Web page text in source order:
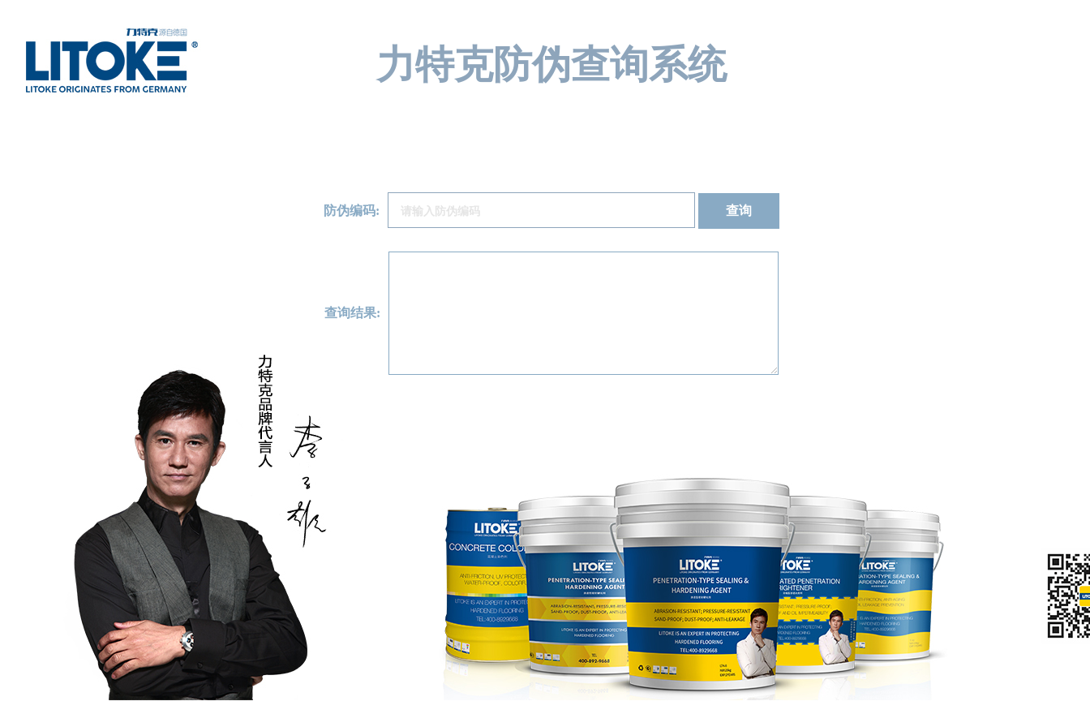
力特克防伪查询系统
防伪编码:
查询结果: